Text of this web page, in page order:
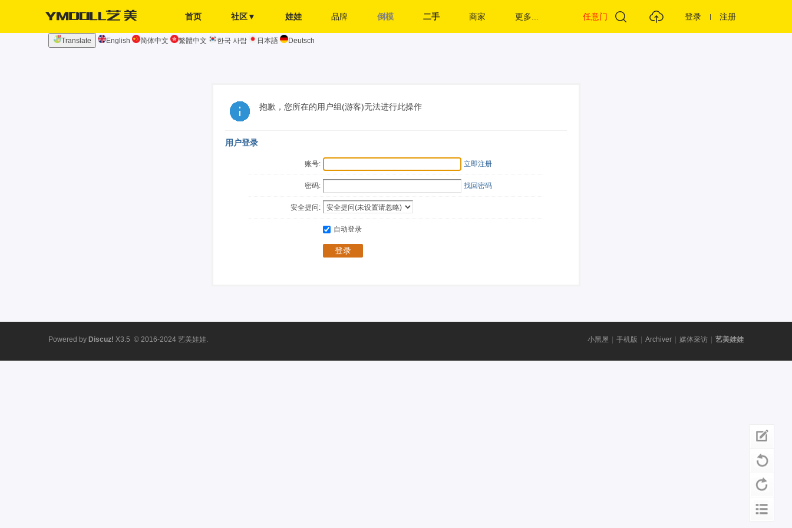
首页 社区▼ 娃娃 品牌 倒模 二手 商家 更多... 任意门 登录 注册
Translate English 简体中文 繁體中文 한국 사람 日本語 Deutsch
抱歉，您所在的用户组(游客)无法进行此操作
用户登录
账号: 立即注册
密码: 找回密码
安全提问:
自动登录
登录
小黑屋 手机版 Archiver 媒体采访 艺美娃娃
Powered by Discuz! X3.5 © 2016-2024 艺美娃娃.